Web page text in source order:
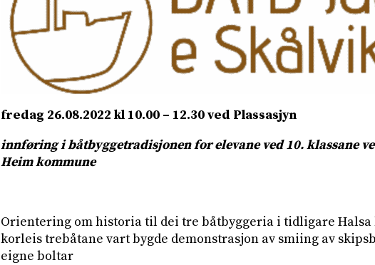
fredag 26.08.2022 kl 10.00 – 12.30 ved Plassasjyn
innføring i båtbyggetradisjonenfor elevane ved 10. klassane
Heim kommune
Orientering om historia til dei tre båtbyggeria i tidligare
korleis trebåtane vart bygde demonstrasjon av smiing av
eigne boltar